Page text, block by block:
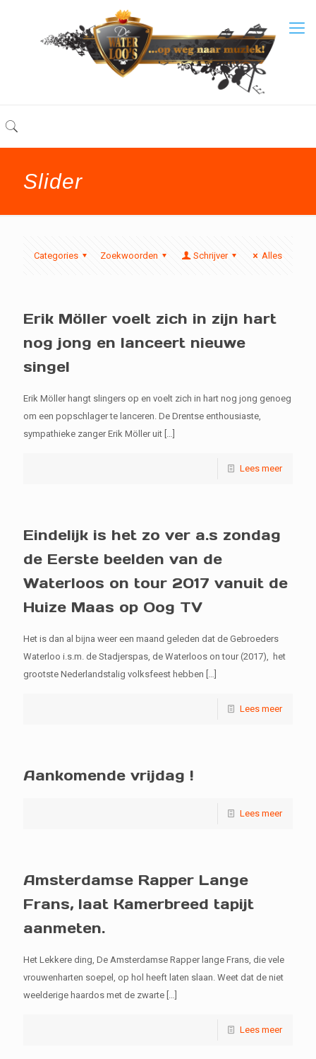
Slider
Categories Zoekwoorden Schrijver Alles
Erik Möller voelt zich in zijn hart
nog jong en lanceert nieuwe
singel
Erik Möller hangt slingers op en voelt zich in hart nog jong genoeg
om een popschlager te lanceren. De Drentse enthousiaste,
sympathieke zanger Erik Möller uit
Lees meer
Eindelijk is het zo ver a.s zondag
de Eerste beelden van de
Waterloos on tour 2017 vanuit de
Huize Maas op Oog TV
Het is dan al bijna weer een maand geleden dat de Gebroeders
Waterloo i.s.m. de Stadjerspas, de Waterloos on tour (2017), het
grootste Nederlandstalig volksfeest hebben
Lees meer
Aankomende vrijdag !
Lees meer
Amsterdamse Rapper Lange
Frans, laat Kamerbreed tapijt
aanmeten.
Het Lekkere ding, De Amsterdamse Rapper lange Frans, die vele
vrouwenharten soepel, op hol heeft laten slaan. Weet dat de niet
weelderige haardos met de zwarte
Lees meer